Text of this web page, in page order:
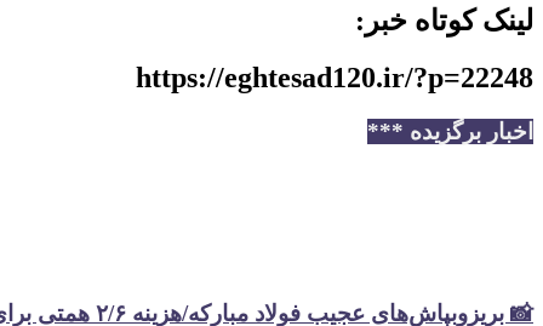
لینک کوتاه خبر:
https://eghtesad120.ir/?p=22248
اخبار برگزیده ***
📸 بریزوبپاش‌های عجیب فولاد مبارکه/هزینه ۲/۶ همتی برای تبلیغات در سال گذشته